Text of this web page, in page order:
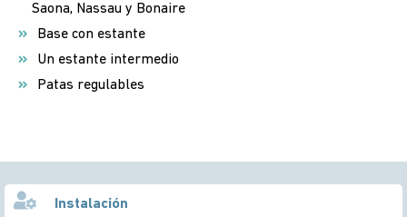
Saona, Nassau y Bonaire
Base con estante
Un estante intermedio
Patas regulables
Instalación